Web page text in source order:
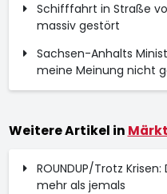
Schifffahrt in Straße
massiv gestört
Sachsen-Anhalts
meine Meinung nicht
Weitere Artikel in
ROUNDUP/Trotz
mehr als jemals